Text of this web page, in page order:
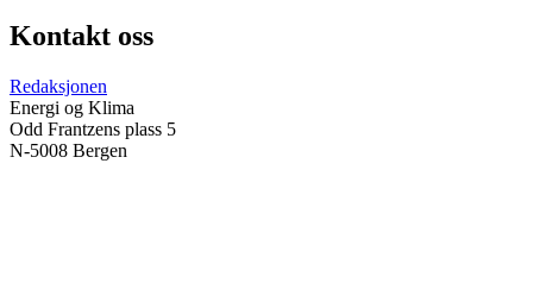
Kontakt oss
Redaksjonen
Energi og Klima
Odd Frantzens plass 5
N-5008 Bergen